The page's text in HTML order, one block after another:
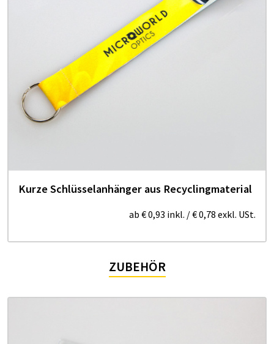
Kurze Schlüsselanhänger aus Recyclingmaterial
ab € 0,93 inkl. /€ 0,78 exkl. USt.
ZUBEHÖR